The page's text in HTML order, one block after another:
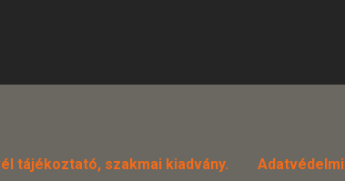
tájékoztató, szakmai kiadvány.